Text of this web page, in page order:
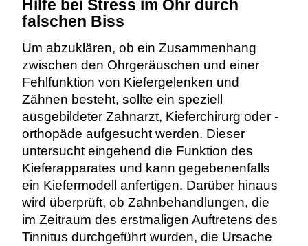
Hilfe bei Stress im Ohr durch
falschen Biss
Um abzuklären, ob ein Zusammenhang
zwischen den Ohrgeräuschen und einer
Fehlfunktion von Kiefergelenken und
Zähnen besteht, sollte ein speziell
ausgebildeter Zahnarzt, Kieferchirurg oder -
orthopäde aufgesucht werden. Dieser
untersucht eingehend die Funktion des
Kieferapparates und kann gegebenenfalls
ein Kiefermodell anfertigen. Darüber hinaus
wird überprüft, ob Zahnbehandlungen, die
im Zeitraum des erstmaligen Auftretens des
Tinnitus durchgeführt wurden, die Ursache